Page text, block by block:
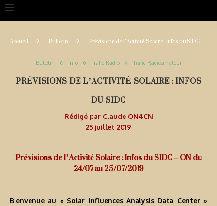
Accueil Bulletin Prévisions de l’Activité Solaire : Infos du SIDC
Bulletin Info Trafic Radio Trafic Radioamateur
PRÉVISIONS DE L’ACTIVITÉ SOLAIRE : INFOS
DU SIDC
Rédigé par Claude ON4CN
25 juillet 2019
Prévisions de l’Activité Solaire : Infos du SIDC – ON du
24/07 au 25/07/2019
Bienvenue au « Solar Influences Analysis Data Center »